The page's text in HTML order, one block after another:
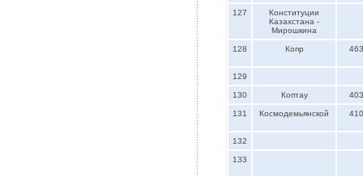
127
Конституции
Казахстана -
Мирошкина
128 Копр
129
130 Коптау
131 Космодемьянской
132
133